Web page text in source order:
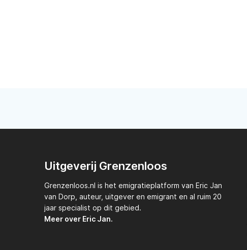
Uitgeverij Grenzenloos
Grenzenloos.nl is het emigratieplatform van Eric Jan
van Dorp, auteur, uitgever en emigrant en al ruim 20
jaar specialist op dit gebied.
Meer over Eric Jan.